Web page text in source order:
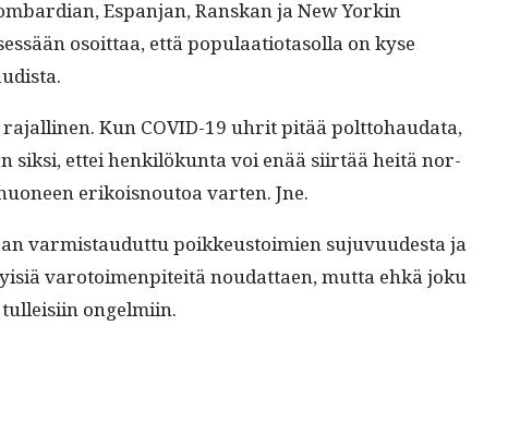
Espan­jan, Ran­skan ja New Yorkin
osoit­taa, että pop­u­laa­tio­ta­sol­la on kyse
Kun COVID-19 uhrit pitää polt­to­hau­da­ta,
sik­si, ettei henkilökun­ta voi enää siirtää heitä nor­
erikois­noutoa varten. Jne.
varmis­taudut­tu poikkeustoimien suju­vu­ud­es­ta ja
varo­toimen­piteitä nou­dat­taen, mut­ta ehkä joku
ongelmiin.